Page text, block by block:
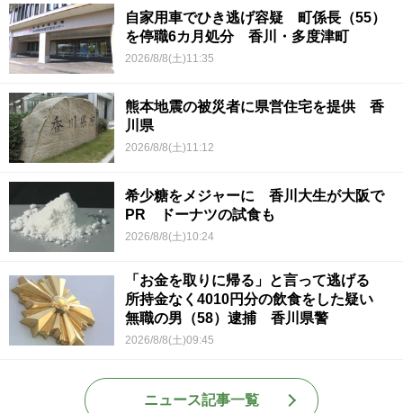
自家用車でひき逃げ容疑 町係長（55）
を停職6カ月処分 香川・多度津町
2026/8/8(土)11:35
熊本地震の被災者に県営住宅を提供 香
川県
2026/8/8(土)11:12
希少糖をメジャーに 香川大生が大阪で
PR ドーナツの試食も
2026/8/8(土)10:24
「お金を取りに帰る」と言って逃げる
所持金なく4010円分の飲食をした疑い
無職の男（58）逮捕 香川県警
2026/8/8(土)09:45
ニュース記事一覧